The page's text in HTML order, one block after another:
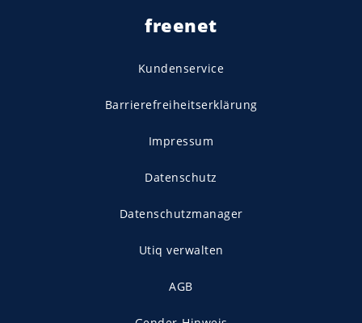
freenet
Kundenservice
Barrierefreiheitserklärung
Impressum
Datenschutz
Datenschutzmanager
Utiq verwalten
AGB